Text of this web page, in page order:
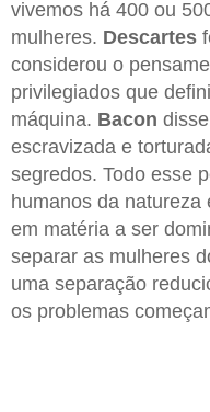
vivemos há 400 ou
mulheres. Descartes
considerou o
privilegiados que
máquina. Bacon
escravizada e
segredos. Todo esse
humanos da
em matéria a ser
separar as mulheres
uma separação
os problemas